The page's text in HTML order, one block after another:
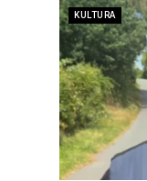
KULTURA